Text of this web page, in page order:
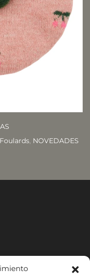
, NOVEDADES